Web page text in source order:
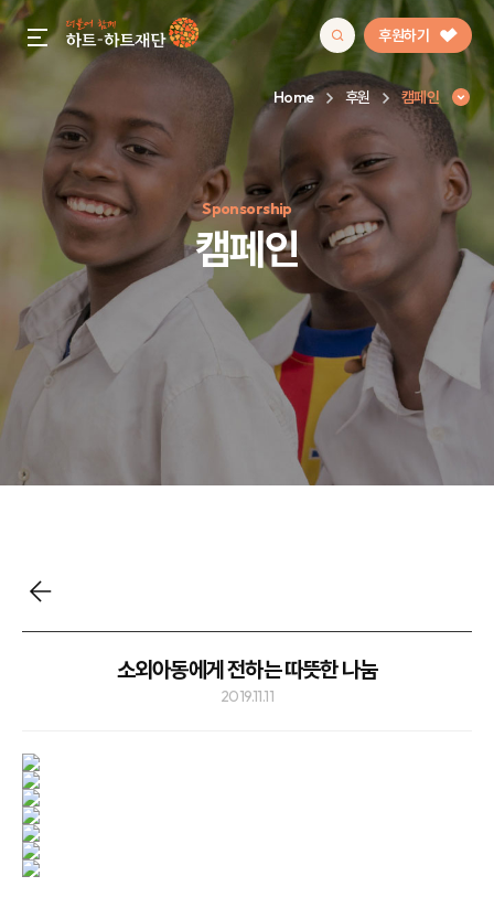
gnb menu open 후원하기
인기 키워드
#정기후원#하트플레이스#캠페인 #팬덤후원
Home 후원 캠페인
Sponsorship
캠페인
소외아동에게 전하는 따뜻한 나눔
2019.11.11